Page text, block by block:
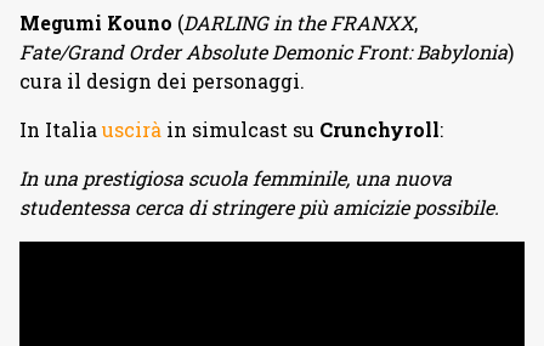
Megumi Kouno (DARLING in the FRANXX,
Fate/Grand Order Absolute Demonic Front: Babylonia)
cura il design dei personaggi.
In Italiauscirà in simulcast su Crunchyroll:
In una prestigiosa scuola femminile, una nuova
studentessa cerca di stringere più amicizie possibile.